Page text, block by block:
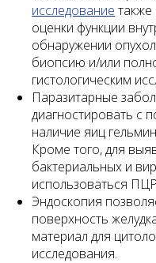
исследование
оценки функции
обнаружении
биопсию и/или
гистологическим
Паразитарные
диагностировать с
наличие яиц
Кроме того, для
бактериальных и
использоваться
Эндоскопия
поверхность
материал для
исследования.